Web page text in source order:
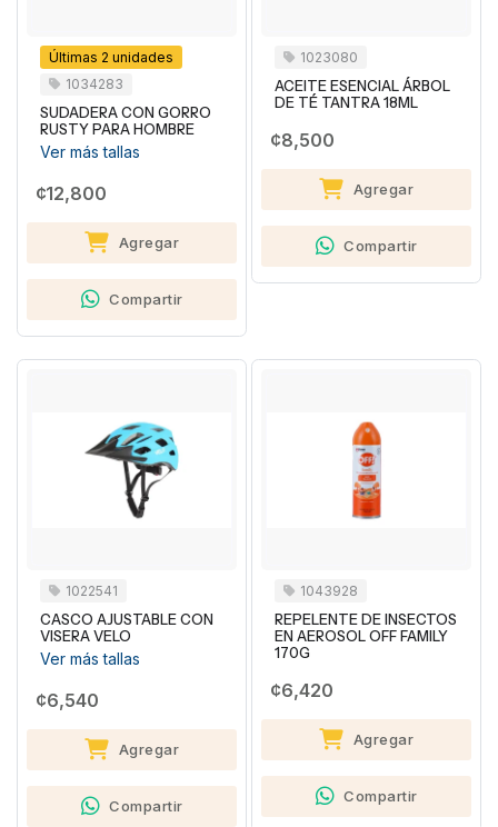
Últimas 2 unidades
1034283
SUDADERA CON GORRO
RUSTY PARA HOMBRE
Ver más tallas
¢12,800
Agregar
Compartir
1023080
ACEITE ESENCIAL ÁRBOL
DE TÉ TANTRA 18ML
¢8,500
Agregar
Compartir
1022541
CASCO AJUSTABLE CON
VISERA VELO
Ver más tallas
¢6,540
Agregar
Compartir
1043928
REPELENTE DE INSECTOS
EN AEROSOL OFF FAMILY
170G
¢6,420
Agregar
Compartir